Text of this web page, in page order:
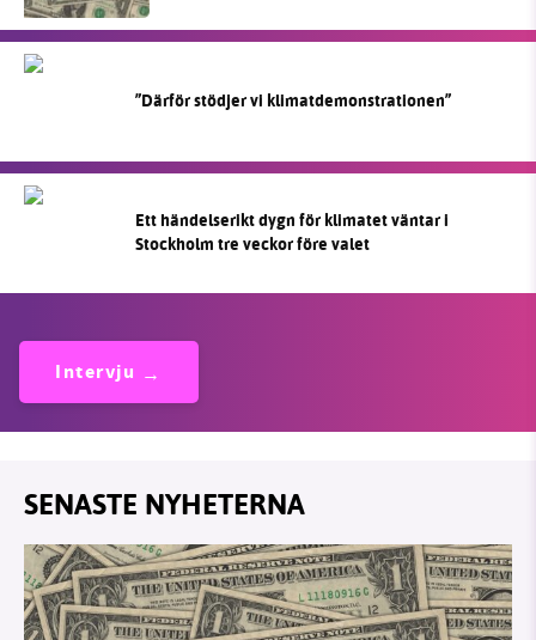
”Därför stödjer vi klimatdemonstrationen”
Ett händelserikt dygn för klimatet väntar i
Stockholm tre veckor före valet
Intervju
SENASTE NYHETERNA